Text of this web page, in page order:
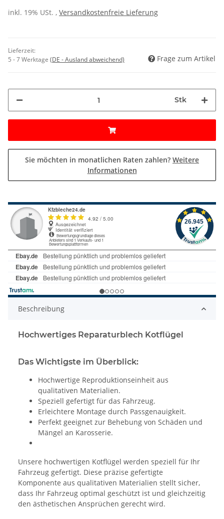
inkl. 19% USt. , Versandkostenfreie Lieferung
Lieferzeit:
5 - 7 Werktage (DE - Ausland abweichend) Frage zum Artikel
Stk
Sie möchten in monatlichen Raten zahlen? Weitere
Informationen
Beschreibung
Hochwertiges Reparaturblech Kotflügel
Das Wichtigste im Überblick:
Hochwertige Reproduktionseinheit aus
qualitativen Materialien.
Speziell gefertigt für das Fahrzeug.
Erleichtere Montage durch Passgenauigkeit.
Perfekt geeignet zur Behebung von Schäden und
Mängel an Karosserie.
Unsere hochwertigen Kotflügel werden speziell für Ihr
Fahrzeug gefertigt. Diese präzise gefertigte
Komponente aus qualitativen Materialien stellt sicher,
dass Ihr Fahrzeug optimal geschützt ist und gleichzeitig
den ästhetischen Ansprüchen gerecht wird.